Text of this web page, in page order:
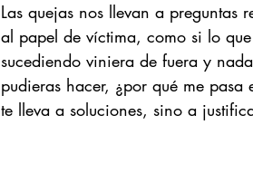
Las quejas nos llevan a preguntas
al papel de víctima, como si lo que
sucediendo viniera de fuera y nada
pudieras hacer, ¿por qué me pasa
te lleva a soluciones, sino a